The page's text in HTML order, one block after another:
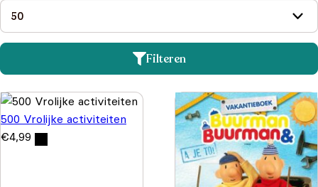
Filteren
500 Vrolijke activiteiten
€4,99